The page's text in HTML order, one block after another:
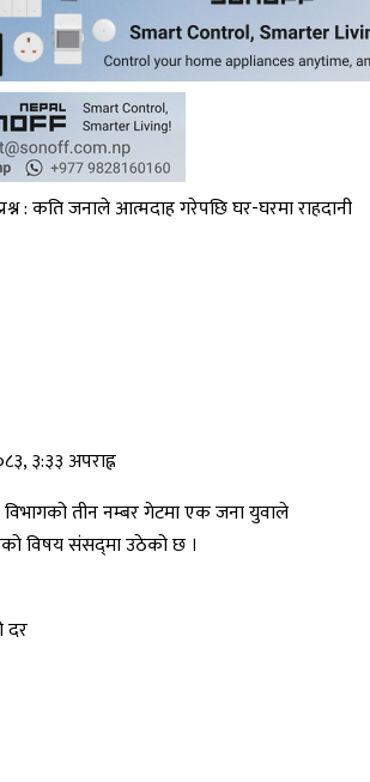
३:३३ अपराह्न
विभागको तीन नम्बर गेटमा एक जना युवाले
विषय संसद्‌मा उठेको छ ।
दर